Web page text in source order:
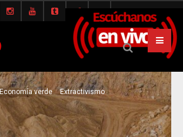
Economía verde Extractivismo